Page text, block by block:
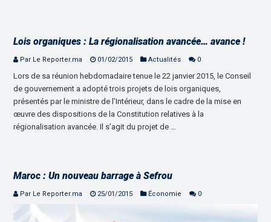
Lois organiques : La régionalisation avancée… avance !
Par Le Reporter.ma 01/02/2015 Actualités 0
Lors de sa réunion hebdomadaire tenue le 22 janvier 2015, le Conseil
de gouvernement a adopté trois projets de lois organiques,
présentés par le ministre de l’Intérieur, dans le cadre de la mise en
œuvre des dispositions de la Constitution relatives à la
régionalisation avancée. Il s’agit du projet de …
Maroc : Un nouveau barrage à Sefrou
Par Le Reporter.ma 25/01/2015 Économie 0